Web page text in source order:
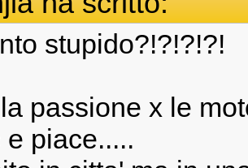
stupido?!?!?!?!
passione x le
e piace.....